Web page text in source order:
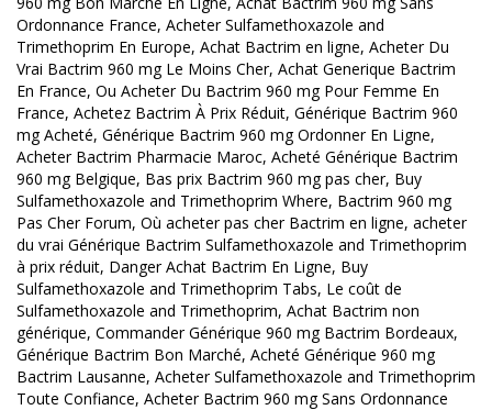
Ordonnance France, Acheter Sulfamethoxazole and
Trimethoprim En Europe, Achat Bactrim en ligne, Acheter Du
Vrai Bactrim 960 mg Le Moins Cher, Achat Generique Bactrim
En France, Ou Acheter Du Bactrim 960 mg Pour Femme En
France, Achetez Bactrim À Prix Réduit, Générique Bactrim 960
mg Acheté, Générique Bactrim 960 mg Ordonner En Ligne,
Acheter Bactrim Pharmacie Maroc, Acheté Générique Bactrim
960 mg Belgique, Bas prix Bactrim 960 mg pas cher, Buy
Sulfamethoxazole and Trimethoprim Where, Bactrim 960 mg
Pas Cher Forum, Où acheter pas cher Bactrim en ligne, acheter
du vrai Générique Bactrim Sulfamethoxazole and Trimethoprim
à prix réduit, Danger Achat Bactrim En Ligne, Buy
Sulfamethoxazole and Trimethoprim Tabs, Le coût de
Sulfamethoxazole and Trimethoprim, Achat Bactrim non
générique, Commander Générique 960 mg Bactrim Bordeaux,
Générique Bactrim Bon Marché, Acheté Générique 960 mg
Bactrim Lausanne, Acheter Sulfamethoxazole and Trimethoprim
Toute Confiance, Acheter Bactrim 960 mg Sans Ordonnance